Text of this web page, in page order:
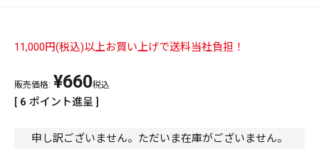
PREMIUM［ オンライン限定 ］
11,000円(税込)以上お買い上げで送料当社負担！
申し訳ございません。ただいま在庫がございません。
販売価格: ¥660税込
[ 6 ポイント進呈 ]